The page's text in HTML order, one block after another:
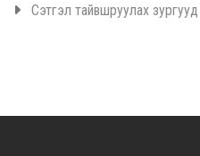
Сэтгэл тайвшруулах зургууд